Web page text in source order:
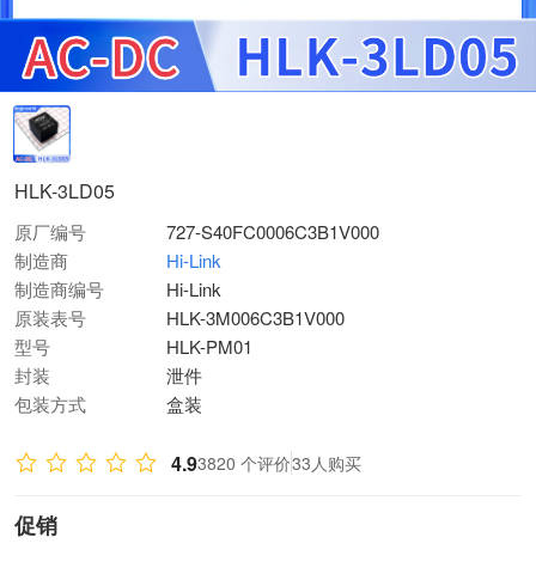
HLK-3LD05
原厂编号
727-S40FC0006C3B1V000
制造商
Hi-Link
制造商编号
Hi-Link
原装表号
HLK-3M006C3B1V000
型号
HLK-PM01
封装
泄件
包装方式
盒装
4.93820 个评价33人购买
促销